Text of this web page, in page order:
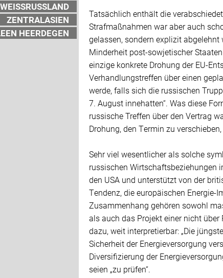
WEISSRUSSLAND
ZENTRALASIEN
HEERDEGEN
Tatsächlich enthält die
Strafmaßnahmen war aber auch
gelassen, sondern explizit
Minderheit post-sowjetischer
einzige konkrete Drohung der EU-
Verhandlungstreffen über einen
werde, falls sich die russischen
7. August innehatten“. Was diese
russische Treffen über den Vertrag
Drohung, den Termin zu
Sehr viel wesentlicher als solche
russischen Wirtschaftsbeziehungen
den USA und unterstützt von der
Tendenz, die europäischen Energie-
Zusammenhang gehören sowohl
als auch das Projekt einer nicht
dazu, weit interpretierbar: „Die
Sicherheit der Energieversorgung
Diversifizierung der
seien „zu prüfen“.